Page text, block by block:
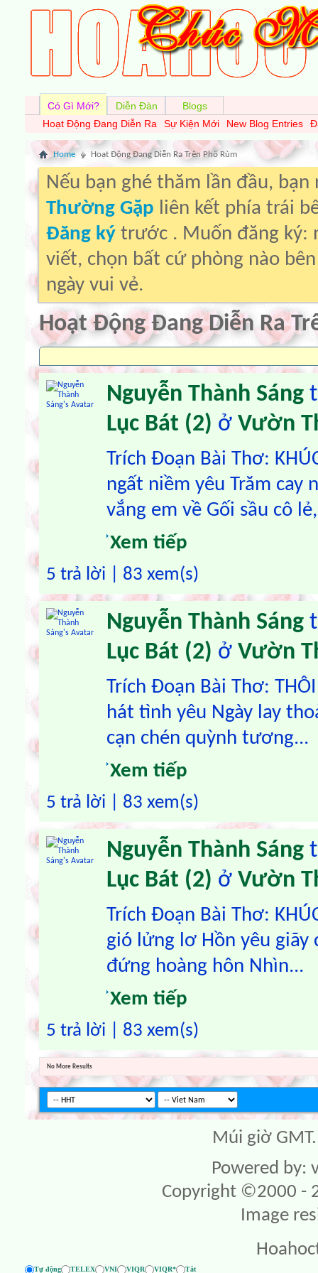
Có Gì Mới?
Hoạt Động Đang Diễn Ra
Sự Kiện Mới New Blog Entries
Diễn Đàn Blogs
Home Hoạt Động Đang Diễn Ra Trên Phố Rùm
Nếu bạn ghé thăm lần đầu,
Thường Gặp liên kết phía trái
Đăng ký trước . Muốn đăng ký:
viết, chọn bất cứ phòng nào
ngày vui vẻ.
Hoạt Động Đang Diễn Ra
Nguyễn Thành Sáng
Lục Bát (2) ở Vườn
Trích Đoạn Bài Thơ:
ngất niềm yêu Trăm cay
vắng em về Gối sầu cô
Xem tiếp
5 trả lời | 83 xem(s)
Nguyễn Thành Sáng
Lục Bát (2) ở Vườn
Trích Đoạn Bài Thơ:
hát tình yêu Ngày lay
cạn chén quỳnh tương...
Xem tiếp
5 trả lời | 83 xem(s)
Nguyễn Thành Sáng
Lục Bát (2) ở Vườn
Trích Đoạn Bài Thơ:
gió lửng lơ Hồn yêu giãy
đứng hoàng hôn Nhìn...
Xem tiếp
5 trả lời | 83 xem(s)
No More Results
Múi giờ
Powered by:
Copyright ©2000 -
Image
Tự động TELEX VNI VIQR VIQR*
Tắt